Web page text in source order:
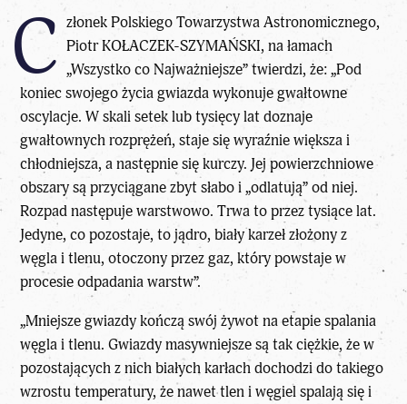
C złonek Polskiego Towarzystwa Astronomicznego,
Piotr KOŁACZEK-SZYMAŃSKI, na łamach
„Wszystko co Najważniejsze”twierdzi, że: „Pod
koniec swojego życia gwiazda wykonuje gwałtowne
oscylacje. W skali setek lub tysięcy lat doznaje
gwałtownych rozprężeń, staje się wyraźnie większa i
chłodniejsza, a następnie się kurczy. Jej powierzchniowe
obszary są przyciągane zbyt słabo i „odlatują” od niej.
Rozpad następuje warstwowo. Trwa to przez tysiące lat.
Jedyne, co pozostaje, to jądro, biały karzeł złożony z
węgla i tlenu, otoczony przez gaz, który powstaje w
procesie odpadania warstw”.
„Mniejsze gwiazdy kończą swój żywot na etapie spalania
węgla i tlenu. Gwiazdy masywniejsze są tak ciężkie, że w
pozostających z nich białych karłach dochodzi do takiego
wzrostu temperatury, że nawet tlen i węgiel spalają się i